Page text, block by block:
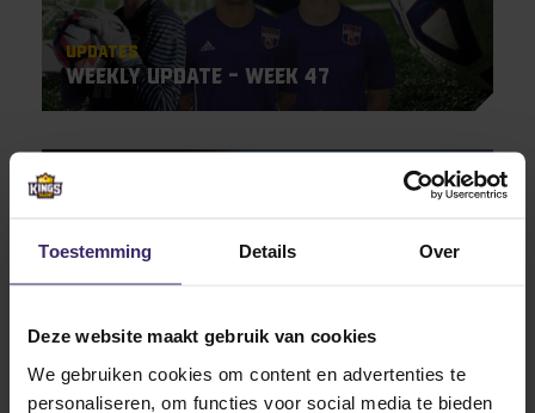
Toestemming Details Over
Deze website maakt gebruik van cookies
We gebruiken cookies om content en advertenties te
personaliseren, om functies voor social media te bieden
Updates
Weekly Update – Week 47
Weekly Update – Week 46 2017